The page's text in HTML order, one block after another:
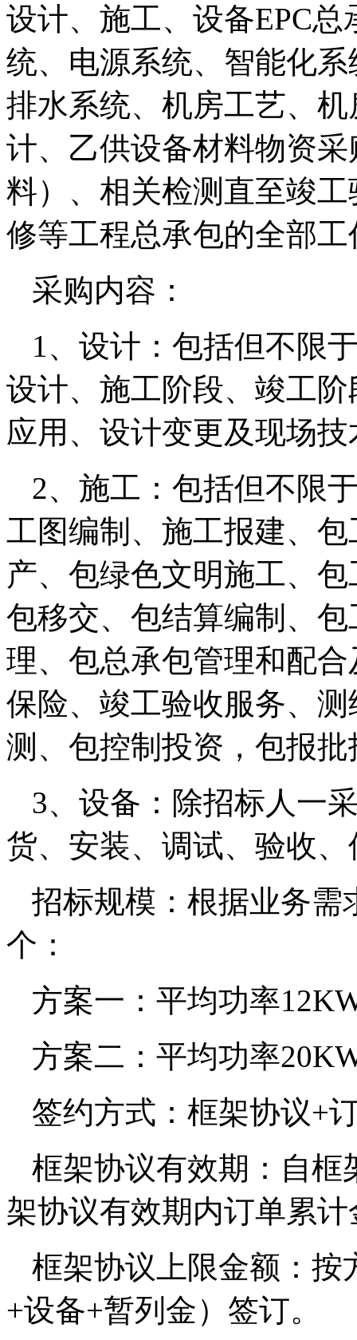
设计、施工、设备EPC
统、电源系统、智能化
排水系统、机房工艺、
计、乙供设备材料物资
料）、相关检测直至竣
修等工程总承包的全部工
采购内容：
1、设计：包括但不限
设计、施工阶段、竣工
应用、设计变更及现场
2、施工：包括但不限
工图编制、施工报建、
产、包绿色文明施工、
包移交、包结算编制、
理、包总承包管理和配
保险、竣工验收服务、
测、包控制投资，包报
3、设备：除招标人一
货、安装、调试、验收
招标规模：根据业务需
个：
方案一：平均功率
方案二：平均功率
签约方式：框架协议+
框架协议有效期：自框
架协议有效期内订单累
框架协议上限金额：按
+设备+暂列金）签订。